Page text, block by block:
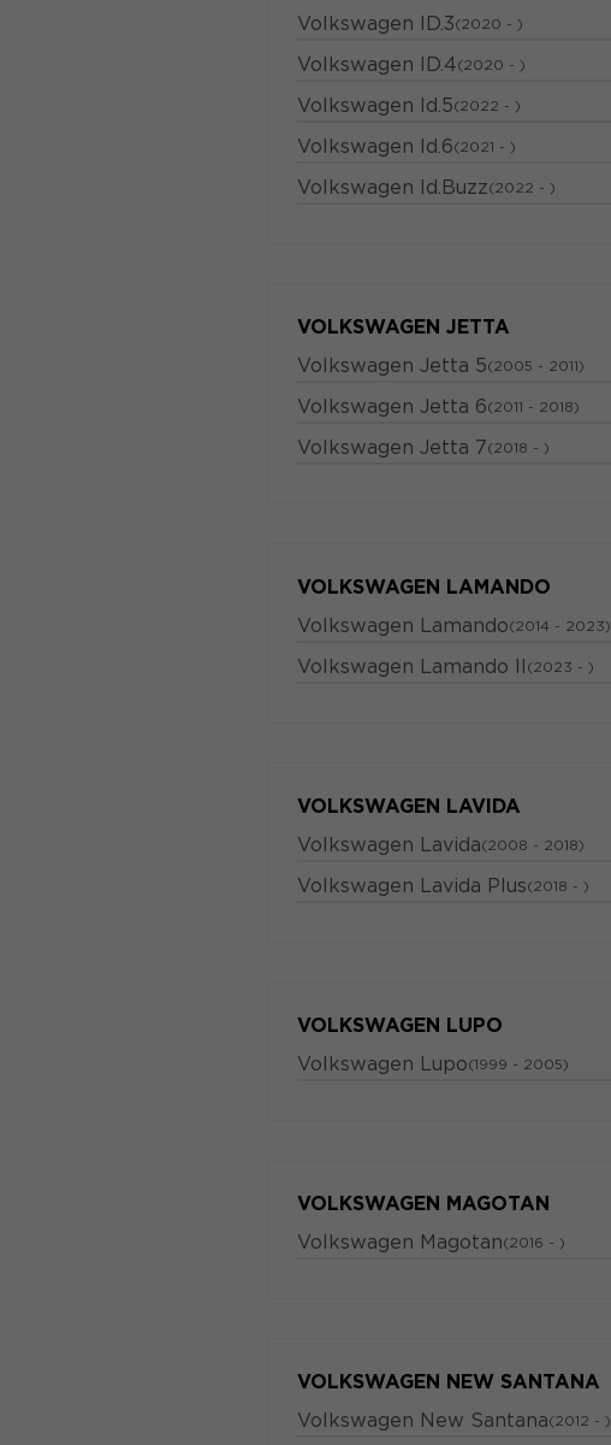
Volkswagen ID.3(2020 - )
Volkswagen ID.4(2020 - )
Volkswagen Id.5(2022 - )
Volkswagen Id.6(2021 - )
Volkswagen Id.Buzz(2022 - )
VOLKSWAGEN JETTA
Volkswagen Jetta 5(2005 - 2011)
Volkswagen Jetta 6(2011 - 2018)
Volkswagen Jetta 7(2018 - )
VOLKSWAGEN LAMANDO
Volkswagen Lamando(2014 - 2023)
Volkswagen Lamando II (2023 - )
VOLKSWAGEN LAVIDA
Volkswagen Lavida(2008 - 2018)
Volkswagen Lavida Plus(2018 - )
VOLKSWAGEN LUPO
Volkswagen Lupo(1999 - 2005)
VOLKSWAGEN MAGOTAN
Volkswagen Magotan(2016 - )
VOLKSWAGEN NEW SANTANA
Volkswagen New Santana(2012 - )